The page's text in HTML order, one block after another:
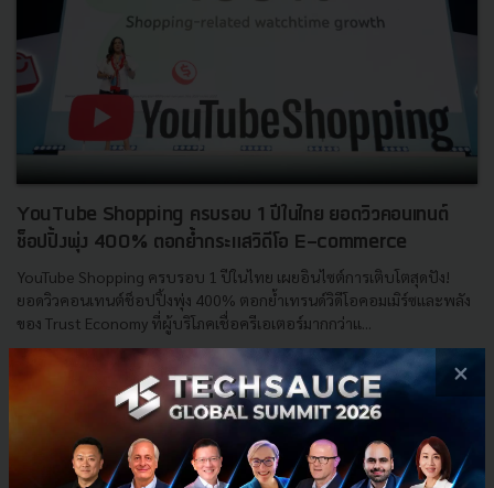
YouTube Shopping ครบรอบ 1 ปีในไทย ยอดวิวคอนเทนต์
ช็อปปิ้งพุ่ง 400% ตอกย้ำกระแสวิดีโอ E-commerce
YouTube Shopping ครบรอบ 1 ปีในไทย เผยอินไซต์การเติบโตสุดปัง!
ยอดวิวคอนเทนต์ช็อปปิ้งพุ่ง 400% ตอกย้ำเทรนด์วิดีโอคอมเมิร์ซและพลัง
ของ Trust Economy ที่ผู้บริโภคเชื่อครีเอเตอร์มากกว่าแ...
| By
Shopee Google YouTube
×